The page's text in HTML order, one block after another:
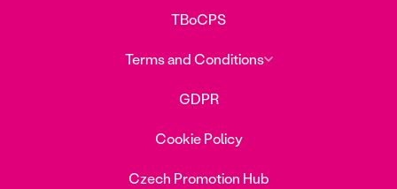
TBoCPS
Terms and Conditions
GDPR
Cookie Policy
Czech Promotion Hub